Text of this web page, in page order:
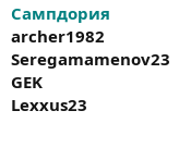
СТЕПАНЫЧ
SAXAR
andru69
Сампдория
archer1982
Seregamamenov23
GEK
Lexxus23